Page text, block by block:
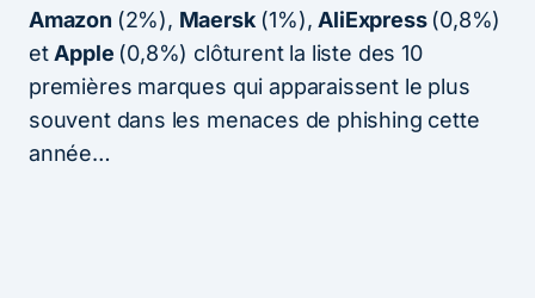
Amazon (2%), Maersk(1%), AliExpress (0,8%)
et Apple (0,8%) clôturent la liste des 10
premières marques qui apparaissent le plus
souvent dans les menaces de phishing cette
année…